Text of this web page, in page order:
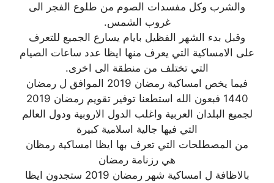
والشرب وكل مفسدات الصوم من طلوع الفجر الى
غروب الشمس.
وقبل بدء الشهر الفظيل بايام يسارع الجميع للتعرف
على الامساكية التي يعرف منها ايظا عدد ساعات الصيام
التي تختلف من منطقة الى اخرى.
فيما يخص امساكية رمضان 2019 الموافق ل رمضان
1440 فبعون الله استطعنا توفير تقويم رمضان 2019
لجميع البلدان العربية واغلب الدول الاروبية ودول العالم
التي فيها جالية اسلامية كبيرة
من المصطلحات التي تعرف بها ايظا امساكية رمظان
هي رزنامة رمضان
بالاظافة ل امساكية شهر رمضان 2019 ستجدون ايظا